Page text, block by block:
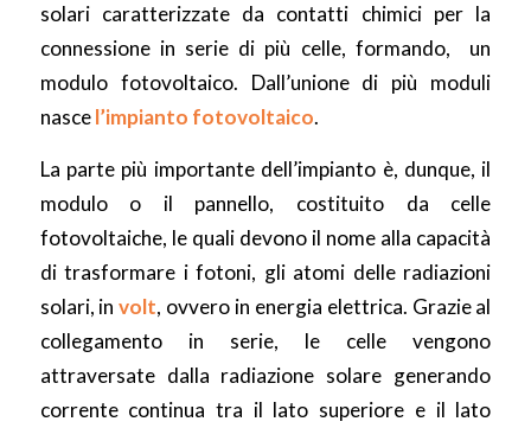
solari caratterizzate da contatti chimici per la
connessione in serie di più celle, formando, un
modulo fotovoltaico. Dall’unione di più moduli
nascel’impianto fotovoltaico.
La parte più importante dell’impianto è, dunque, il
modulo o il pannello, costituito da celle
fotovoltaiche, le quali devono il nome alla capacità
di trasformare i fotoni, gli atomi delle radiazioni
solari, involt, ovvero in energia elettrica. Grazie al
collegamento in serie, le celle vengono
attraversate dalla radiazione solare generando
corrente continua tra il lato superiore e il lato